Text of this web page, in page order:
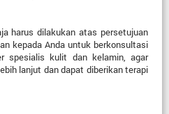
harus dilakukan atas persetujuan
kepada Anda untuk berkonsultasi
spesialis kulit dan kelamin, agar
lanjut dan dapat diberikan terapi